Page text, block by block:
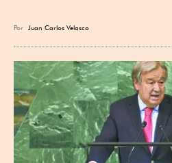
Por Juan Carlos Velasco